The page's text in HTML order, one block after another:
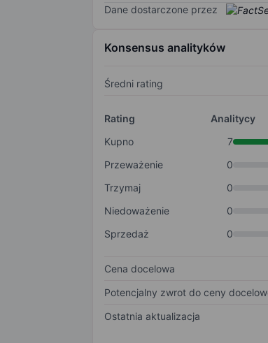
Dane dostarczone przez
Konsensus analityków
Średni rating
Rating
Analitycy
Kupno
7
Przeważenie
0
Trzymaj
0
Niedoważenie
0
Sprzedaż
0
Cena docelowa
Potencjalny zwrot do ceny
Ostatnia aktualizacja